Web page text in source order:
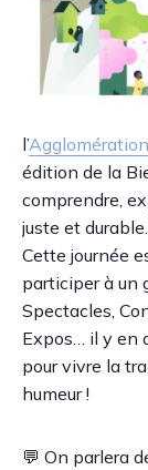
l’
édition de la
comprendre,
juste et durable.
Cette journée
participer à un
Spectacles,
Expos… il y en
pour vivre la
humeur !
💬 On parlera